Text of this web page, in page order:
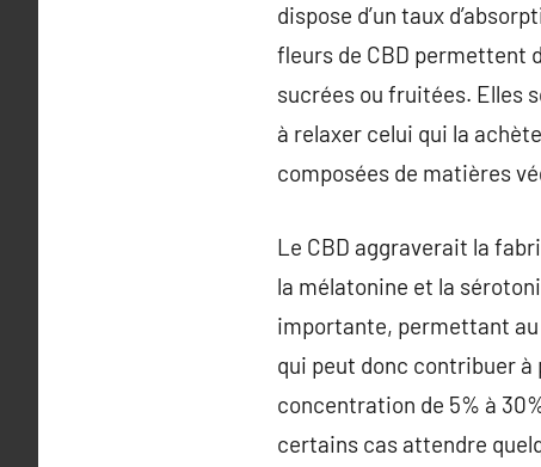
dispose d’un taux
fleurs de CBD permettent
sucrées ou fruitées. Elles
à relaxer celui qui la
composées de matières
Le CBD aggraverait la
la mélatonine et la
importante, permettant au
qui peut donc contribuer à
concentration de 5% à
certains cas attendre